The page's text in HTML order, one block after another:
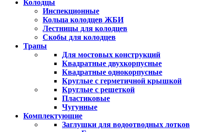
Колодцы
Инспекционные
Кольца колодцев ЖБИ
Лестницы для колодцев
Скобы для колодцев
Трапы
Для мостовых конструкций
Квадратные двухкорпусные
Квадратные однокорпусные
Круглые с герметичной крышкой
Круглые с решеткой
Пластиковые
Чугунные
Комплектующие
Заглушки для водоотводных лотков